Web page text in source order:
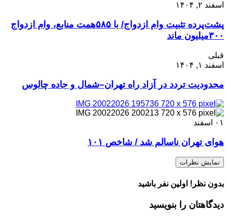
اسفند ۲, ۱۴۰۴
پشت‌پرده تثبیت وام ازدواج/ با ۵۸۵همت منابع، وام ازدواج
۳۰۰میلیون ماند
قبلی
اسفند ۱, ۱۴۰۴
محدودیت تردد در آزاد راه تهران–شمال و جاده چالوس
۰۱ اسفند
هوای تهران ناسالم شد / شاخص ۱۰۱
نمایش نظرات
بدون نظر! اولین نفر باشید
دیدگاهتان را بنویسید